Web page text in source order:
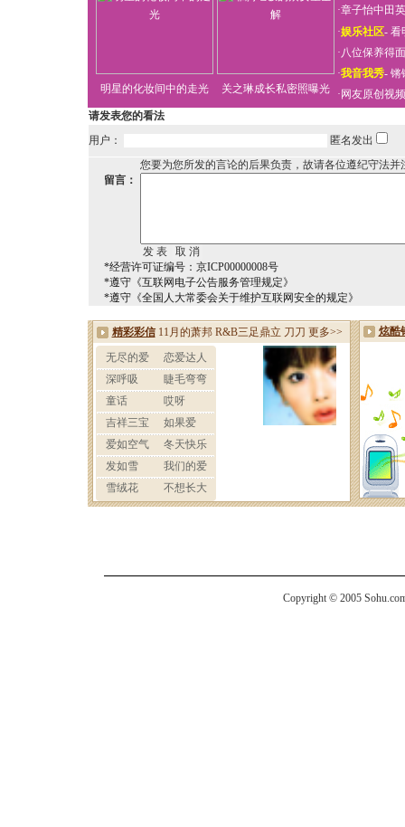
明星的化妆间中的走光 关之琳成长私密照曝光
·章子怡中田
·娱乐社区- 看
·八位保养得
·我音我秀- 锵
· 网友原创视
请发表您的看法
用户：
匿名发出
您要为您所发的言论的后果负责，故请各位遵纪守法并
留言：
*经营许可证编号：京ICP00000008号
*遵守《互联网电子公告服务管理规定》
*遵守《全国人大常委会关于维护互联网安全的规定》
Copyright © 2005